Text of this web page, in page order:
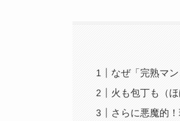
なぜ「完熟マ
火も包丁も（
さらに悪魔的